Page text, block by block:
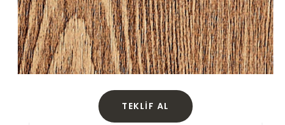
TEKLIF AL